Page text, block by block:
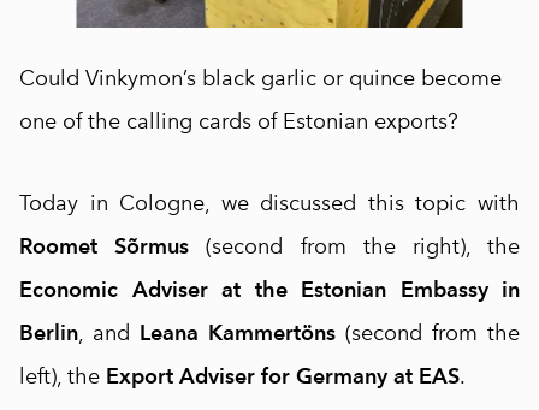
Could Vinkymon’s black garlic or quince become
one of the calling cards of Estonian exports?
Today in Cologne, we discussed this topic with
Roomet Sõrmus (second from the right), the
Economic Adviser at the Estonian Embassy in
Berlin, and Leana Kammertöns (second from the
left), the Export Adviser for Germany at EAS.